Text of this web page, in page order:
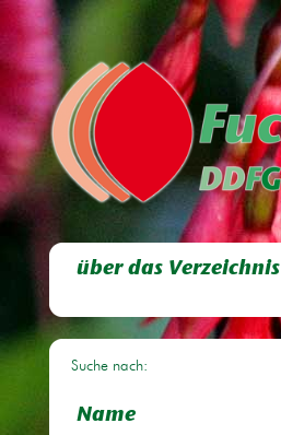
über das Verzeichnis
Suche nach:
Name